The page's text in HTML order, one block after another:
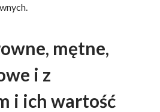
mętne,
i z
i ich wartość